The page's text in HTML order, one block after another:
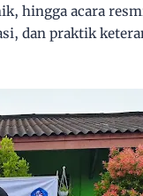
hingga acara
dan praktik